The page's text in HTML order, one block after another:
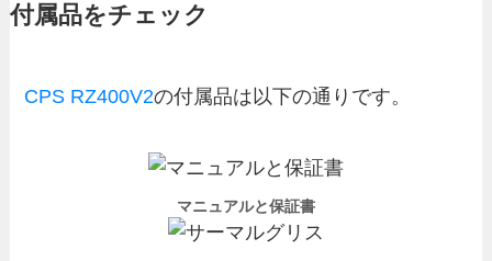
付属品をチェック
CPS RZ400V2の付属品は以下の通りです。
マニュアルと保証書